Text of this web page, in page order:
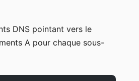
DNS pointant vers le
A pour chaque sous-